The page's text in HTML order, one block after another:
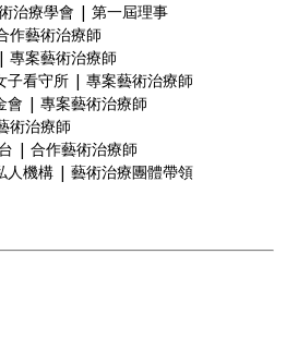
治療學會 | 第一屆理事
作藝術治療師
專案藝術治療師
子看守所 | 專案藝術治療師
會 | 專案藝術治療師
術治療師
| 合作藝術治療師
人機構 | 藝術治療團體帶領